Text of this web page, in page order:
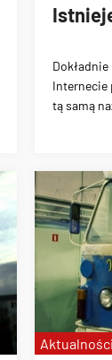
Dokładnie
Internecie
tą samą
Aktualności